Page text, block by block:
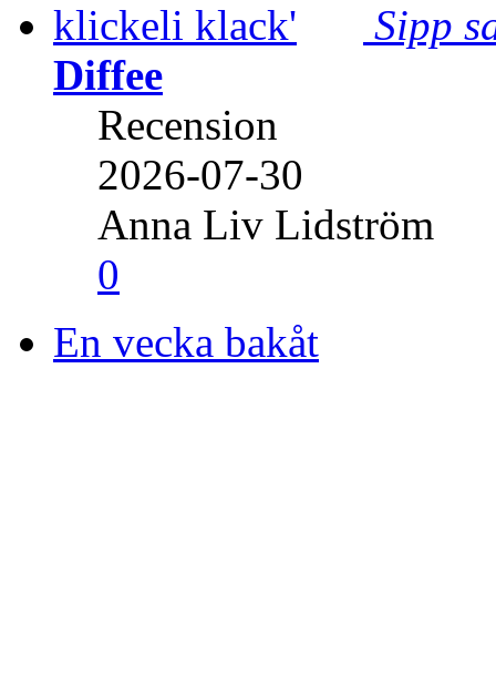
Sipp
Diffee
Recension
2026-07-30
Anna Liv Lidström
0
En vecka bakåt